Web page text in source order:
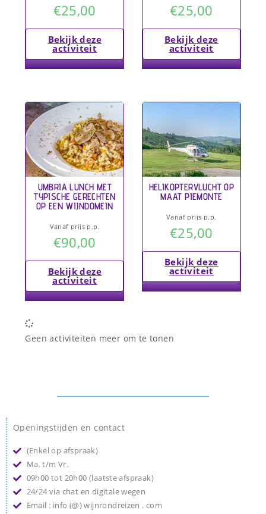
€25,00
Bekijk deze
activiteit
€25,00
Bekijk deze
activiteit
UMBRIA LUNCH MET
TYPISCHE GERECHTEN
OP EEN WIJNDOMEIN
Vanaf prijs p.p.
€90,00
Bekijk deze
activiteit
HELIKOPTERVLUCHT OP
MAAT PIEMONTE
Vanaf prijs p.p.
€25,00
Bekijk deze
activiteit
Geen activiteiten meer om te tonen
Openingstijden en contact
(Enkel op afspraak)
Ma. t/m Vr.
09h00 tot 20h00 (laatste afspraak)
24/24 via chat en digitale wegen
Email : info (@) wijnrondreizen . com